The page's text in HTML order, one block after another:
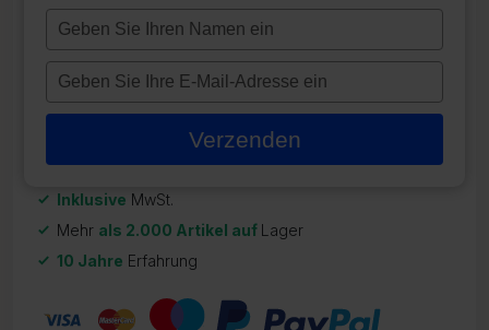
563,09€
Auf Lager
Inklusive MwSt.
Mehr als 2.000 Artikel auf Lager
10 Jahre Erfahrung
Typ
naam
Typ
e-
in
Verzenden